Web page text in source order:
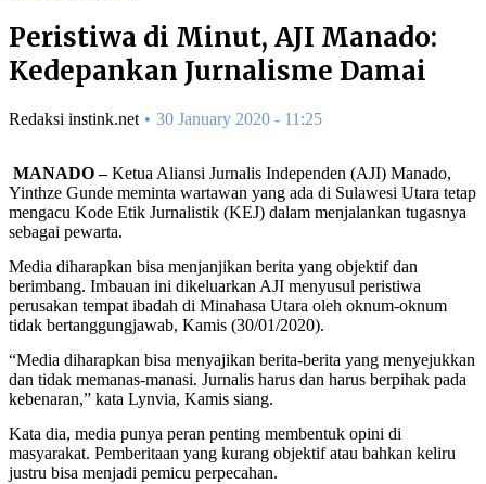
Peristiwa di Minut, AJI Manado:
Kedepankan Jurnalisme Damai
Redaksi instink.net 30 January 2020 - 11:25
MANADO –Ketua Aliansi Jurnalis Independen (AJI) Manado,
Yinthze Gunde meminta wartawan yang ada di Sulawesi Utara tetap
mengacu Kode Etik Jurnalistik (KEJ) dalam menjalankan tugasnya
sebagai pewarta.
Media diharapkan bisa menjanjikan berita yang objektif dan
berimbang. Imbauan ini dikeluarkan AJI menyusul peristiwa
perusakan tempat ibadah di Minahasa Utara oleh oknum-oknum
tidak bertanggungjawab, Kamis (30/01/2020).
“Media diharapkan bisa menyajikan berita-berita yang menyejukkan
dan tidak memanas-manasi. Jurnalis harus dan harus berpihak pada
kebenaran,” kata Lynvia, Kamis siang.
Kata dia, media punya peran penting membentuk opini di
masyarakat. Pemberitaan yang kurang objektif atau bahkan keliru
justru bisa menjadi pemicu perpecahan.